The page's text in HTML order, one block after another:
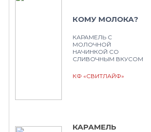
КОМУ МОЛОКА?
КАРАМЕЛЬ С
МОЛОЧНОЙ
НАЧИНКОЙ СО
СЛИВОЧНЫМ ВКУСОМ
КФ «СВИТЛАЙФ»
КАРАМЕЛЬ